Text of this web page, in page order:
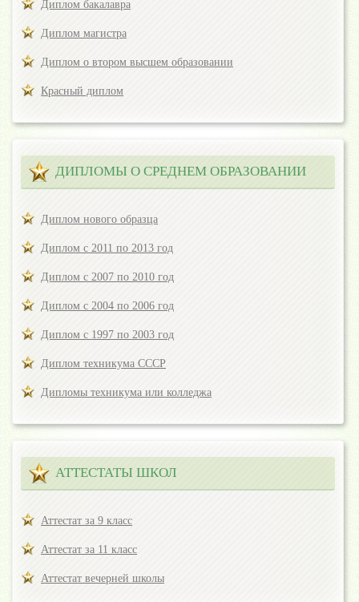
Диплом бакалавра
Диплом магистра
Диплом о втором высшем образовании
Красный диплом
ДИПЛОМЫ О СРЕДНЕМ ОБРАЗОВАНИИ
Диплом нового образца
Диплом с 2011 по 2013 год
Диплом с 2007 по 2010 год
Диплом с 2004 по 2006 год
Диплом с 1997 по 2003 год
Диплом техникума СССР
Дипломы техникума или колледжа
АТТЕСТАТЫ ШКОЛ
Аттестат за 9 класс
Аттестат за 11 класс
Аттестат вечерней школы